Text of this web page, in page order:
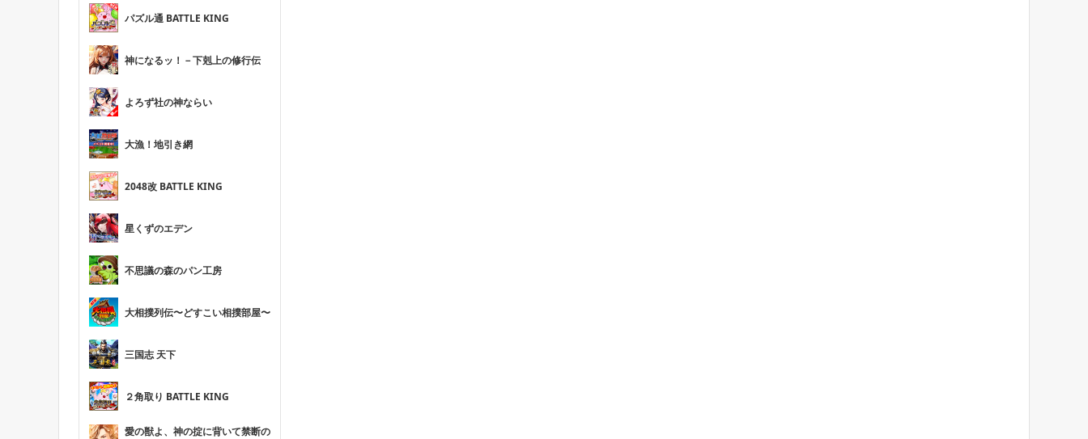
パズル通 BATTLE KING
神になるッ！－下剋上の修行伝
よろず社の神ならい
大漁！地引き網
2048改 BATTLE KING
星くずのエデン
不思議の森のパン工房
大相撲列伝〜どすこい相撲部屋〜
三国志 天下
２角取り BATTLE KING
愛の獣よ、神の掟に背いて禁断の